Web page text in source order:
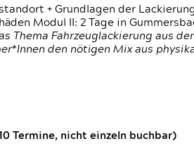
+ Grundlagen der
Modul II: 2 Tage in
Thema Fahrzeuglackierung aus
den nötigen Mix aus
Termine, nicht einzeln buchbar)